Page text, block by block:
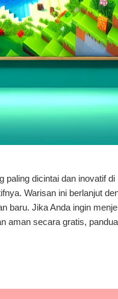
dicintai dan inovatif
Warisan ini berlanjut
baru. Jika Anda ingin
aman secara gratis,